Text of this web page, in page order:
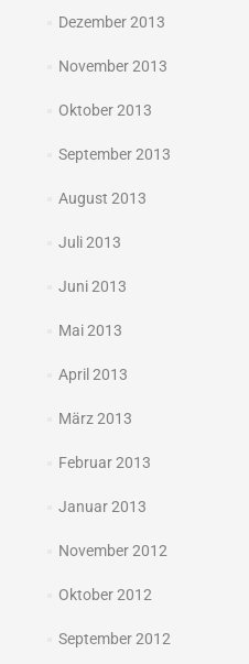
Dezember 2013
November 2013
Oktober 2013
September 2013
August 2013
Juli 2013
Juni 2013
Mai 2013
April 2013
März 2013
Februar 2013
Januar 2013
November 2012
Oktober 2012
September 2012